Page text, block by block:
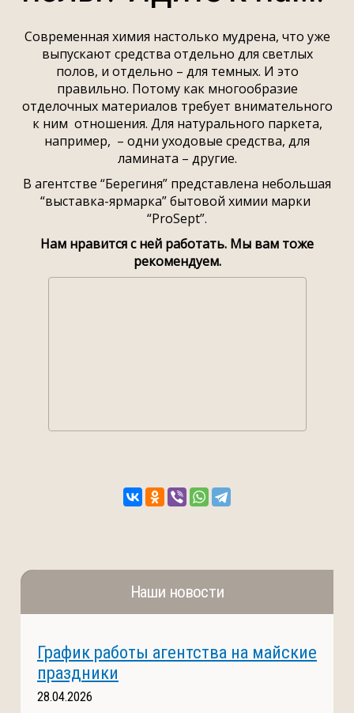
Современная химия настолько мудрена, что уже
выпускают средства отдельно для светлых
полов, и отдельно – для темных. И это
правильно. Потому как многообразие
отделочных материалов требует внимательного
к ним отношения. Для натурального паркета,
например, – одни уходовые средства, для
ламината – другие.
В агентстве “Берегиня” представлена небольшая
“выставка-ярмарка” бытовой химии марки
“ProSept”.
Нам нравится с ней работать. Мы вам тоже
рекомендуем.
Наши новости
График работы агентства на майские
праздники
28.04.2026